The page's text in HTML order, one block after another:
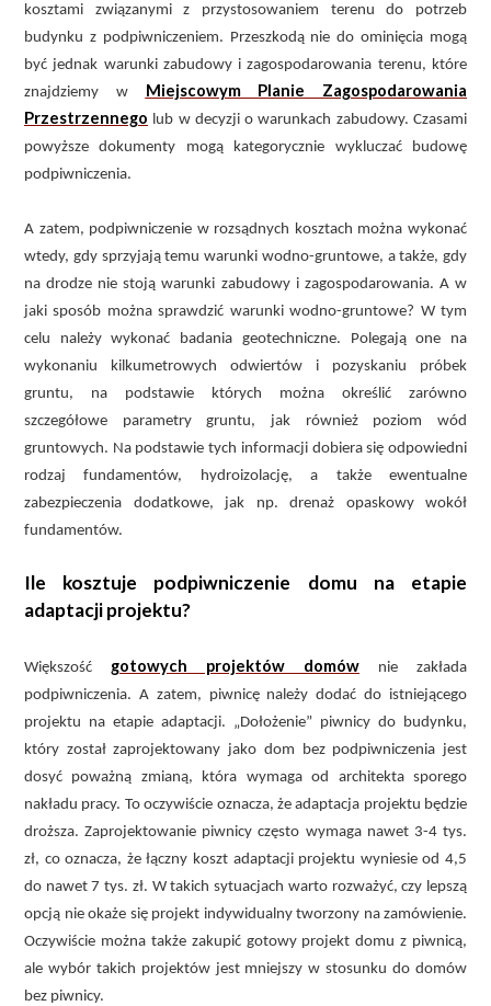
kosztami związanymi z przystosowaniem terenu do potrzeb
budynku z podpiwniczeniem. Przeszkodą nie do ominięcia mogą
być jednak warunki zabudowy i zagospodarowania terenu, które
znajdziemy w Miejscowym Planie Zagospodarowania
Przestrzennego lub w decyzji o warunkach zabudowy. Czasami
powyższe dokumenty mogą kategorycznie wykluczać budowę
podpiwniczenia.
A zatem, podpiwniczenie w rozsądnych kosztach można wykonać
wtedy, gdy sprzyjają temu warunki wodno-gruntowe, a także, gdy
na drodze nie stoją warunki zabudowy i zagospodarowania. A w
jaki sposób można sprawdzić warunki wodno-gruntowe? W tym
celu należy wykonać badania geotechniczne. Polegają one na
wykonaniu kilkumetrowych odwiertów i pozyskaniu próbek
gruntu, na podstawie których można określić zarówno
szczegółowe parametry gruntu, jak również poziom wód
gruntowych. Na podstawie tych informacji dobiera się odpowiedni
rodzaj fundamentów, hydroizolację, a także ewentualne
zabezpieczenia dodatkowe, jak np. drenaż opaskowy wokół
fundamentów.
Ile kosztuje podpiwniczenie domu na etapie
adaptacji projektu?
Większość gotowych projektów domów nie zakłada
podpiwniczenia. A zatem, piwnicę należy dodać do istniejącego
projektu na etapie adaptacji. „Dołożenie” piwnicy do budynku,
który został zaprojektowany jako dom bez podpiwniczenia jest
dosyć poważną zmianą, która wymaga od architekta sporego
nakładu pracy. To oczywiście oznacza, że adaptacja projektu będzie
droższa. Zaprojektowanie piwnicy często wymaga nawet 3-4 tys.
zł, co oznacza, że łączny koszt adaptacji projektu wyniesie od 4,5
do nawet 7 tys. zł. W takich sytuacjach warto rozważyć, czy lepszą
opcją nie okaże się projekt indywidualny tworzony na zamówienie.
Oczywiście można także zakupić gotowy projekt domu z piwnicą,
ale wybór takich projektów jest mniejszy w stosunku do domów
bez piwnicy.